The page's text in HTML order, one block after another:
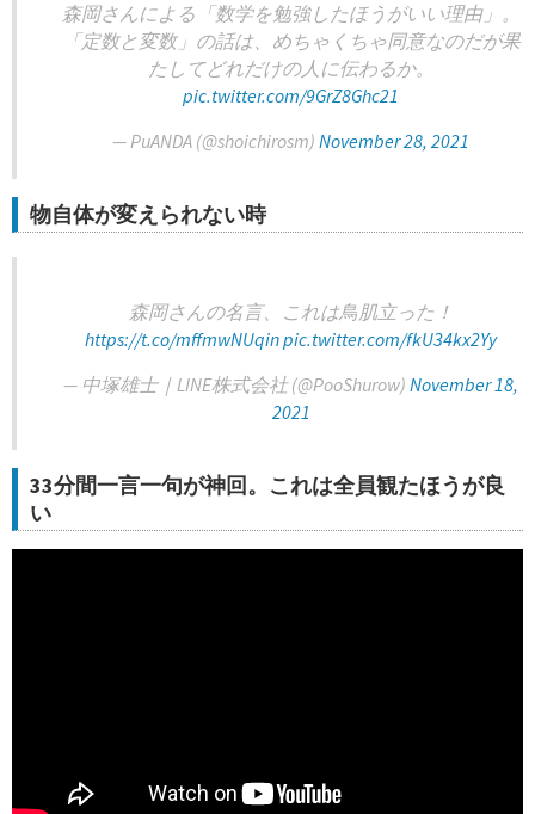
森岡さんによる「数学を勉強したほうがいい理由」。
「定数と変数」の話は、めちゃくちゃ同意なのだが果
たしてどれだけの人に伝わるか。
pic.twitter.com/9GrZ8Ghc21
— PuANDA (@shoichirosm) November 28, 2021
物自体が変えられない時
森岡さんの名言、これは鳥肌立った！
https://t.co/mffmwNUqinpic.twitter.com/fkU34kx2Yy
— 中塚雄士｜LINE株式会社 (@PooShurow) November 18,
2021
33分間一言一句が神回。これは全員観たほうが良
い